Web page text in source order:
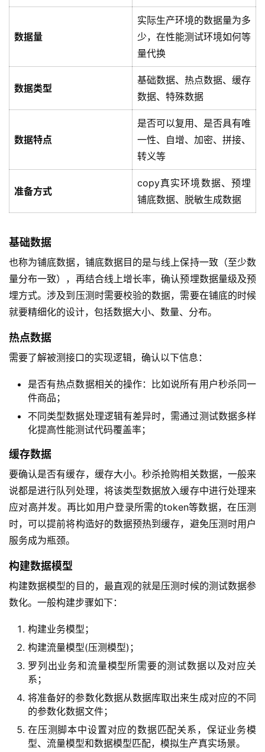
常
链
数据量
实际生产环境的数据量为多
少，在性能测试环境如何等
量代换
数据类型
基础数据、热点数据、缓存
数据、特殊数据
数据特点
是否可以复用、是否具有唯
一性、自增、加密、拼接、
转义等
准备方式
copy真实环境数据、预埋
铺底数据、脱敏生成数据
基础数据
也称为铺底数据，铺底数据目的是与线上保持一致（至少数
量分布一致），再结合线上增长率，确认预埋数据量级及预
埋方式。涉及到压测时需要校验的数据，需要在铺底的时候
就要精细化的设计，包括数据大小、数量、分布。
热点数据
需要了解被测接口的实现逻辑，确认以下信息：
是否有热点数据相关的操作：比如说所有用户秒杀同一
件商品；
不同类型数据处理逻辑有差异时，需通过测试数据多样
化提高性能测试代码覆盖率；
缓存数据
要确认是否有缓存，缓存大小。秒杀抢购相关数据，一般来
说都是进行队列处理，将该类型数据放入缓存中进行处理来
应对高并发。再比如用户登录所需的token等数据，在压测
时，可以提前将构造好的数据预热到缓存，避免压测时用户
服务成为瓶颈。
构建数据模型
构建数据模型的目的，最直观的就是压测时候的测试数据参
数化。一般构建步骤如下：
构建业务模型；
构建流量模型(压测模型)；
罗列出业务和流量模型所需要的测试数据以及对应关
系；
将准备好的参数化数据从数据库取出来生成对应的不同
的参数化数据文件；
在压测脚本中设置对应的数据匹配关系，保证业务模
型、流量模型和数据模型匹配，模拟生产真实场景。